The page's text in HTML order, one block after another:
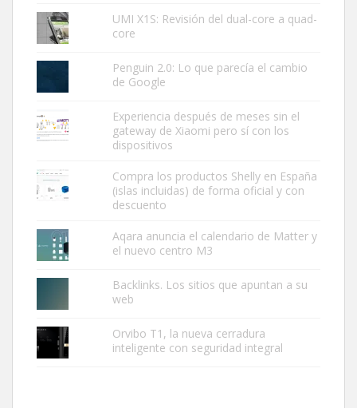
UMI X1S: Revisión del dual-core a quad-
core
Penguin 2.0: Lo que parecía el cambio
de Google
Experiencia después de meses sin el
gateway de Xiaomi pero sí con los
dispositivos
Compra los productos Shelly en España
(islas incluidas) de forma oficial y con
descuento
Aqara anuncia el calendario de Matter y
el nuevo centro M3
Backlinks. Los sitios que apuntan a su
web
Orvibo T1, la nueva cerradura
inteligente con seguridad integral